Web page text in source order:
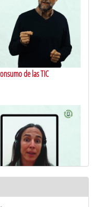
de las TIC
de los